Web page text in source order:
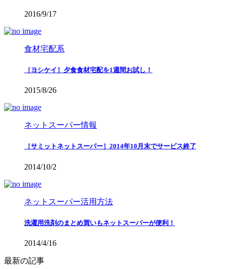
2016/9/17
食材宅配系
［ヨシケイ］夕食食材宅配を1週間お試し！
2015/8/26
ネットスーパー情報
［サミットネットスーパー］2014年10月末でサービス終了
2014/10/2
ネットスーパー活用方法
洗濯用洗剤のまとめ買いもネットスーパーが便利！
2014/4/16
最新の記事